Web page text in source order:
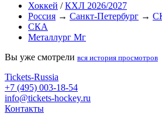
Хоккей /КХЛ 2026/2027
Россия → Санкт-Петербург →
СКА
Металлург Мг
Вы уже смотрели вся история просмотров
Tickets-Russia
+7 (495) 003-18-54
info@tickets-hockey.ru
Контакты